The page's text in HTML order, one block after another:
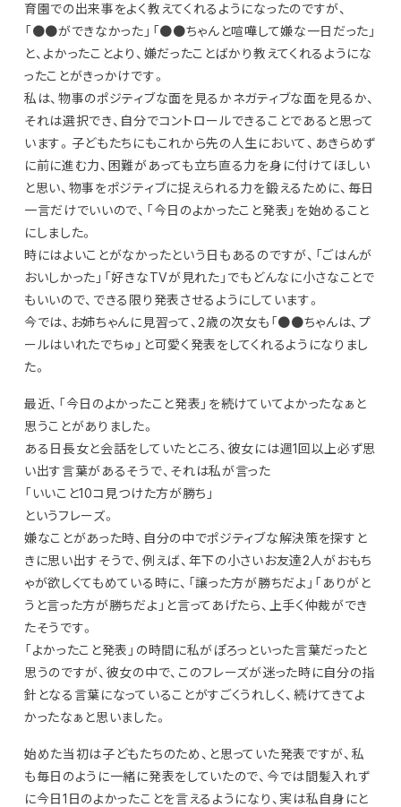
育園での出来事をよく教えてくれるようになったのですが、
「●●ができなかった」「●●ちゃんと喧嘩して嫌な一日だった」
と、よかったことより、嫌だったことばかり教えてくれるようにな
ったことがきっかけです。
私は、物事のポジティブな面を見るかネガティブな面を見るか、
それは選択でき、自分でコントロールできることであると思って
います。子どもたちにもこれから先の人生において、あきらめず
に前に進む力、困難があっても立ち直る力を身に付けてほしい
と思い、物事をポジティブに捉えられる力を鍛えるために、毎日
一言だけでいいので、「今日のよかったこと発表」を始めること
にしました。
時にはよいことがなかったという日もあるのですが、「ごはんが
おいしかった」「好きなTVが見れた」でもどんなに小さなことで
もいいので、できる限り発表させるようにしています。
今では、お姉ちゃんに見習って、2歳の次女も「●●ちゃんは、プ
ールはいれたでちゅ」と可愛く発表をしてくれるようになりまし
た。
最近、「今日のよかったこと発表」を続けていてよかったなぁと
思うことがありました。
ある日長女と会話をしていたところ、彼女には週1回以上必ず思
い出す言葉があるそうで、それは私が言った
「いいこと10コ見つけた方が勝ち」
というフレーズ。
嫌なことがあった時、自分の中でポジティブな解決策を探すと
きに思い出すそうで、例えば、年下の小さいお友達2人がおもち
ゃが欲しくてもめている時に、「譲った方が勝ちだよ」「ありがと
うと言った方が勝ちだよ」と言ってあげたら、上手く仲裁ができ
たそうです。
「よかったこと発表」の時間に私がぽろっといった言葉だったと
思うのですが、彼女の中で、このフレーズが迷った時に自分の指
針となる言葉になっていることがすごくうれしく、続けてきてよ
かったなぁと思いました。
始めた当初は子どもたちのため、と思っていた発表ですが、私
も毎日のように一緒に発表をしていたので、今では間髪入れず
に今日1日のよかったことを言えるようになり、実は私自身にと